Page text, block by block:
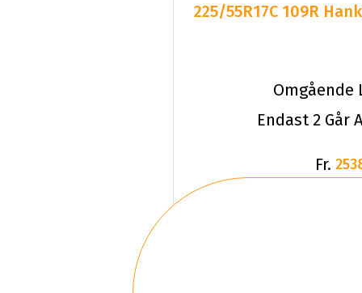
225/55R17C 109R
Omgående
Endast 2 Går
Fr.